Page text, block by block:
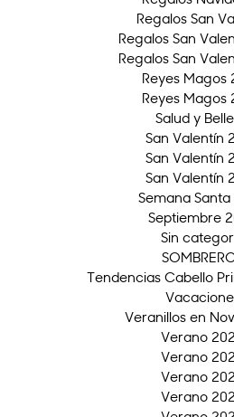
Regalos San
Regalos San
Regalos San
Reyes Magos
Reyes Magos
Salud y
San Valentín
San Valentín
San Valentín
Semana
Septiembre
Sin
Tendencias Cabello
Veranillos en
Verano
Verano
Verano
Verano